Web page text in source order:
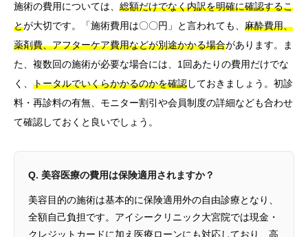
施術の費用については、 総額だけでなく内訳を明確に確認するこ
とが大切です。「施術費用は〇〇円」と言われても、 麻酔費用、
薬剤費、アフターケア費用などが別途かかる場合があります。ま
た、複数回の施術が必要な場合には、1回あたりの費用だけでな
く、 トータルでいくらかかるのかを確認しておきましょう。初診
料・再診料の有無、モニター割引や会員制度の詳細なども合わせ
て確認しておくと良いでしょう。
Q. 美容医療の費用は保険適用されますか？
美容目的の施術は基本的に保険適用外の自由診療となり、
全額自己負担です。アイシークリニック大宮院では現金・
クレジットカードに加え医療ローンにも対応しており、高